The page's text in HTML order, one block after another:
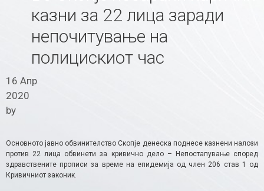
казни за 22 лица заради
непочитување на
полицискиот час
16 Апр
2020
by
Основното јавно обвинителство Скопје денеска поднесе казнени налози
против 22 лица обвинети за кривично дело – Непостапување според
здравствените прописи за време на епидемија од член 206 став 1 од
Кривичниот законик.